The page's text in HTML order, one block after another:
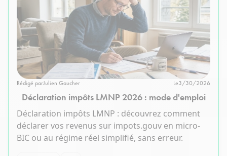
Rédigé parJulien Gaucher Le3/30/2026
Déclaration impôts LMNP 2026 : mode d'emploi
Déclaration impôts LMNP : découvrez comment
déclarer vos revenus sur impots.gouv en micro-
BIC ou au régime réel simplifié, sans erreur.